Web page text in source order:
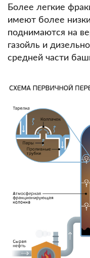
Более легкие
имеют более
поднимаются на
газойль и
средней части